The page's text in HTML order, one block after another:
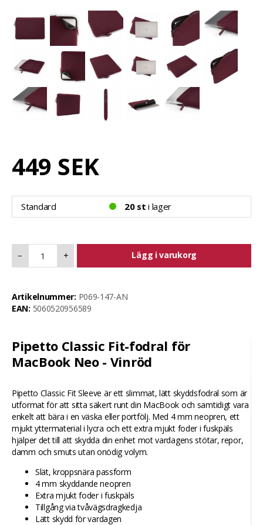
Pipetto Classic Fit-fodral för
MacBook Neo - Vinröd
Pipetto Classic Fit Sleeve är ett slimmat, lätt skyddsfodral som är
utformat för att sitta säkert runt din MacBook och samtidigt vara
enkelt att bära i en väska eller portfölj. Med 4 mm neopren, ett
mjukt yttermaterial i lycra och ett extra mjukt foder i fuskpäls
hjälper det till att skydda din enhet mot vardagens stötar, repor,
damm och smuts utan onödig volym.
Slät, kroppsnära passform
4 mm skyddande neopren
Extra mjukt foder i fuskpäls
Tillgång via tvåvägsdragkedja
Lätt skydd för vardagen
449 SEK
Standard 20 st i lager
− + Lägg i varukorg
Artikelnummer: P069-147-AN
EAN: 5060520956589